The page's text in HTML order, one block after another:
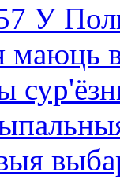
У
маюць